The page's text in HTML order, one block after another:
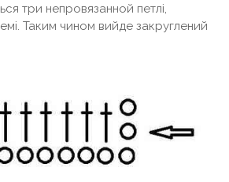
три непровязанной петлі,
Таким чином вийде закруглений